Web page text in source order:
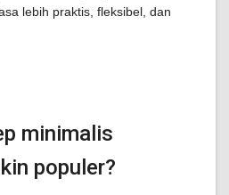
lebih praktis, fleksibel, dan
minimalis
populer?